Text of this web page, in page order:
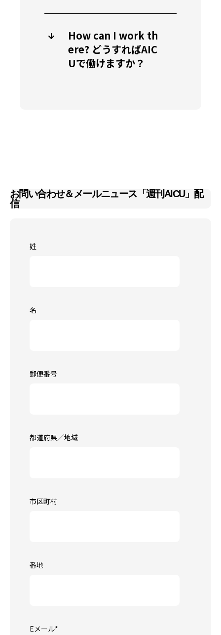
How can I work th
ere? どうすればAIC
Uで働けますか？
お問い合わせ＆メールニュース「週刊AICU」配
信
姓
名
郵便番号
都道府県／地域
市区町村
番地
Eメール*